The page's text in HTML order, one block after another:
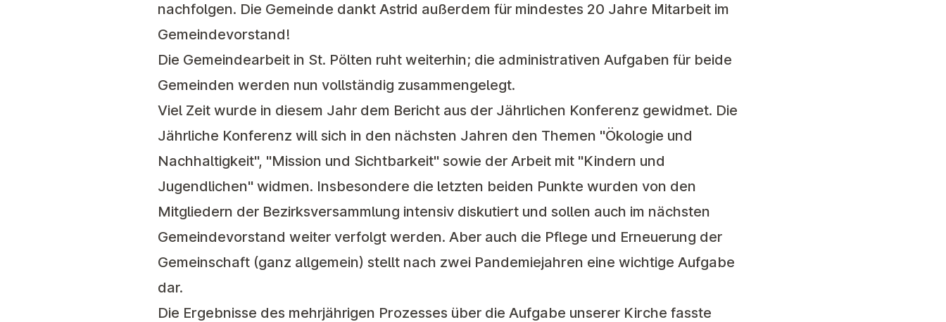
nachfolgen. Die Gemeinde dankt Astrid außerdem für mindestes 20 Jahre Mitarbeit im
Gemeindevorstand!
Die Gemeindearbeit in St. Pölten ruht weiterhin; die administrativen Aufgaben für beide
Gemeinden werden nun vollständig zusammengelegt.
Viel Zeit wurde in diesem Jahr dem Bericht aus der Jährlichen Konferenz gewidmet. Die
Jährliche Konferenz will sich in den nächsten Jahren den Themen "Ökologie und
Nachhaltigkeit", "Mission und Sichtbarkeit" sowie der Arbeit mit "Kindern und
Jugendlichen" widmen. Insbesondere die letzten beiden Punkte wurden von den
Mitgliedern der Bezirksversammlung intensiv diskutiert und sollen auch im nächsten
Gemeindevorstand weiter verfolgt werden. Aber auch die Pflege und Erneuerung der
Gemeinschaft (ganz allgemein) stellt nach zwei Pandemiejahren eine wichtige Aufgabe
dar.
Die Ergebnisse des mehrjährigen Prozesses über die Aufgabe unserer Kirche fasste